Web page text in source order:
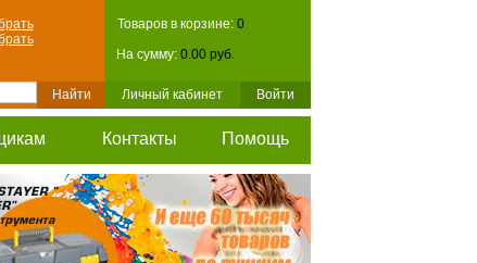
Товаров в корзине: 0
На сумму: 0.00 руб.
Личный кабинет Войти
Контакты Помощь